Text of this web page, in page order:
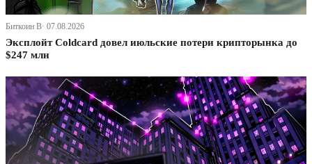
Биткоин В· 07.08.2026
Эксплойт Coldcard довел июльские потери крипторынка до
$247 млн